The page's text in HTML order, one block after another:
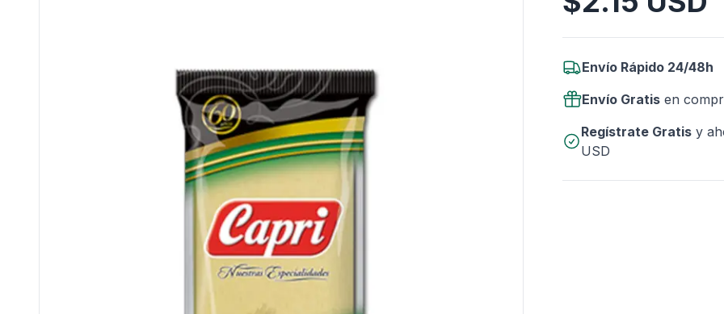
Envío Rápido 24/48h
Envío Gratis en
Regístrate Gratisy
USD